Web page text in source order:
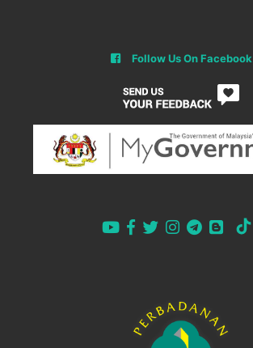
Follow Us On Facebook